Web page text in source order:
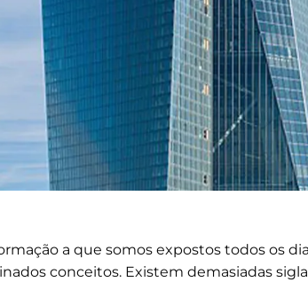
a que somos expostos todos os
conceitos. Existem demasiadas